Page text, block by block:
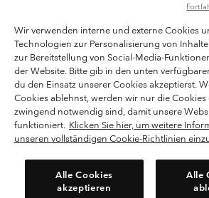
Columbia Sportswear Austria GmbH.
Bergheim, Salzburg Österreich. Alle Rechte
Nutzungsbedingungen
Allgemeine
Datenschutzerklärung
Bestimmungen und Bedingungen des Mitglieder
Nutzungsbedingungen Für Nutzergenerierte
Cookies
Kundenservice: Mo- Fr. 9:00 - 13:00 & 14:00-
(+)43720880525
Wir verwenden interne und externe Cookies
Technologien zur Personalisierung von
zur Bereitstellung von Social-Media-
der Website. Bitte gib in den unten
du den Einsatz unserer Cookies akzeptierst.
Cookies ablehnst, werden wir nur die Cookies
zwingend notwendig sind, damit unsere
funktioniert. Klicken Sie hier, um weitere
unseren vollständigen Cookie-Richtlinien
Alle Cookies
akzeptieren
Alle
Bitte wählen Sie Ihr Lieferland
Online-Einkauf
Österreich